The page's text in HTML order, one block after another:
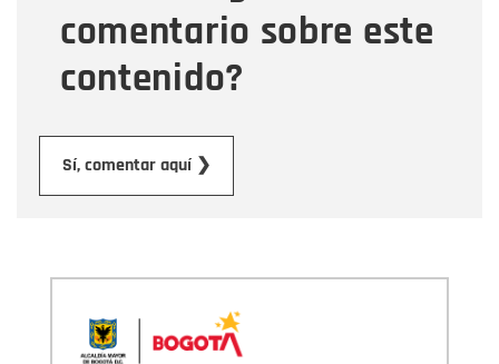
comentario sobre este
contenido?
Sí, comentar aquí ❯